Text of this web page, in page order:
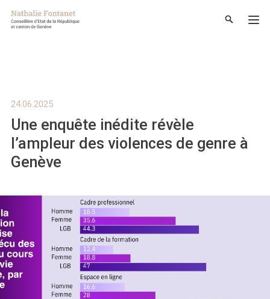
24.06.2025
Une enquête inédite révèle
l’ampleur des violences de genre à
Genève